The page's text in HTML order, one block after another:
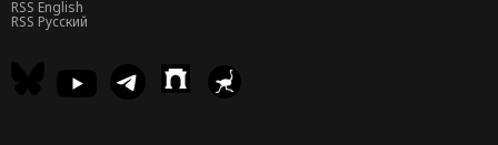
RSS English
RSS Русский